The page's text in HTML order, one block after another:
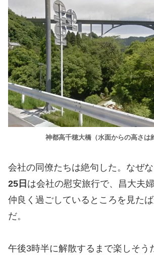
神都高千穂大橋（水面からの高さは
会社の同僚たちは絶句した。なぜ
25日 は会社の慰安旅行で、昌大夫
仲良く過ごしているところを見た
だ。
午後3時半に解散するまで楽しそう